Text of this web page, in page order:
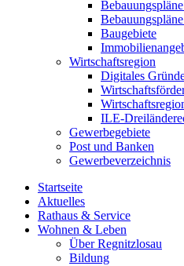
Baugebiete
Wirtschaftsregion
Digitales
ILE-
Gewerbegebiete
Post und Banken
Gewerbeverzeichnis
Startseite
Aktuelles
Rathaus & Service
Wohnen & Leben
Über Regnitzlosau
Bildung